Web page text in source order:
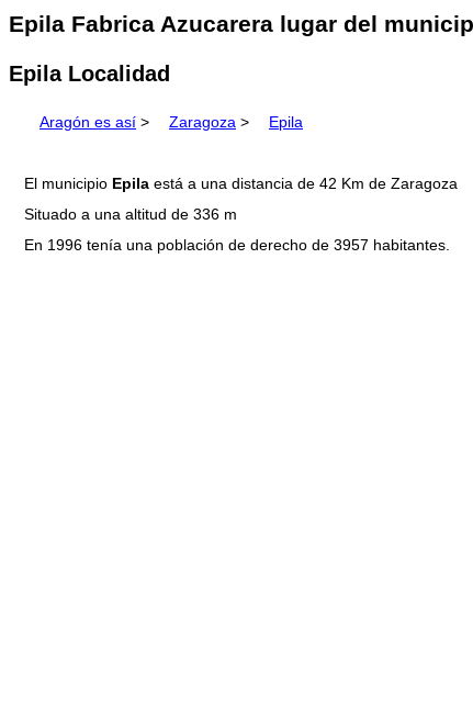
Epila Fabrica Azucarera lugar del
Epila Localidad
Aragón es así > Zaragoza > Epila
El municipio Epila está a una distancia de 42 Km de Zaragoza
Situado a una altitud de 336 m
En 1996 tenía una población de derecho de 3957 habitantes.